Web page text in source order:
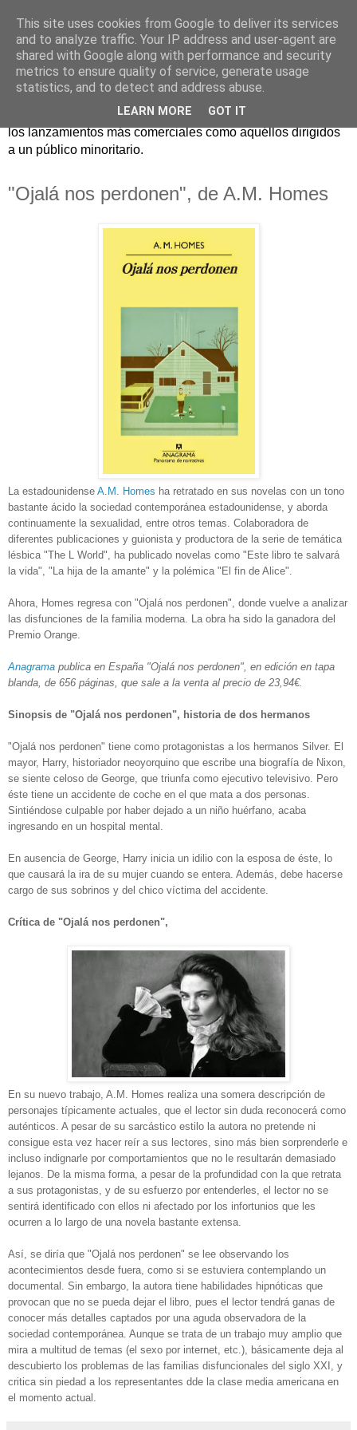
Críticas y reseñas de las principales novedades literarias
editadas en España. En Crítica de libros tienen cabida tanto
los lanzamientos más comerciales como aquéllos dirigidos
a un público minoritario.
"Ojalá nos perdonen", de A.M. Homes
La estadounidense A.M. Homes ha retratado en sus novelas con un tono
bastante ácido la sociedad contemporánea estadounidense, y aborda
continuamente la sexualidad, entre otros temas. Colaboradora de
diferentes publicaciones y guionista y productora de la serie de temática
lésbica "The L World", ha publicado novelas como "Este libro te salvará
la vida", "La hija de la amante" y la polémica "El fin de Alice".
Ahora, Homes regresa con "Ojalá nos perdonen", donde vuelve a analizar
las disfunciones de la familia moderna. La obra ha sido la ganadora del
Premio Orange.
Anagrama publica en España "Ojalá nos perdonen", en edición en tapa
blanda, de 656 páginas, que sale a la venta al precio de 23,94€.
Sinopsis de "Ojalá nos perdonen", historia de dos hermanos
"Ojalá nos perdonen" tiene como protagonistas a los hermanos Silver. El
mayor, Harry, historiador neoyorquino que escribe una biografía de Nixon,
se siente celoso de George, que triunfa como ejecutivo televisivo. Pero
éste tiene un accidente de coche en el que mata a dos personas.
Sintiéndose culpable por haber dejado a un niño huérfano, acaba
ingresando en un hospital mental.
En ausencia de George, Harry inicia un idilio con la esposa de éste, lo
que causará la ira de su mujer cuando se entera. Además, debe hacerse
cargo de sus sobrinos y del chico víctima del accidente.
Crítica de "Ojalá nos perdonen",
En su nuevo trabajo, A.M. Homes realiza una somera descripción de
personajes típicamente actuales, que el lector sin duda reconocerá como
auténticos. A pesar de su sarcástico estilo la autora no pretende ni
consigue esta vez hacer reír a sus lectores, sino más bien sorprenderle e
incluso indignarle por comportamientos que no le resultarán demasiado
lejanos. De la misma forma, a pesar de la profundidad con la que retrata
a sus protagonistas, y de su esfuerzo por entenderles, el lector no se
sentirá identificado con ellos ni afectado por los infortunios que les
ocurren a lo largo de una novela bastante extensa.
Así, se diría que "Ojalá nos perdonen" se lee observando los
acontecimientos desde fuera, como si se estuviera contemplando un
documental. Sin embargo, la autora tiene habilidades hipnóticas que
provocan que no se pueda dejar el libro, pues el lector tendrá ganas de
conocer más detalles captados por una aguda observadora de la
sociedad contemporánea. Aunque se trata de un trabajo muy amplio que
mira a multitud de temas (el sexo por internet, etc.), básicamente deja al
descubierto los problemas de las familias disfuncionales del siglo XXI, y
critica sin piedad a los representantes dde la clase media americana en
el momento actual.
This site uses cookies from Google to deliver its services
and to analyze traffic. Your IP address and user-agent are
shared with Google along with performance and security
metrics to ensure quality of service, generate usage
statistics, and to detect and address abuse.
LEARN MORE GOT IT